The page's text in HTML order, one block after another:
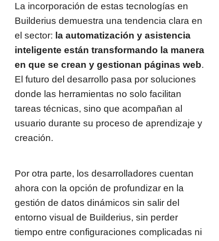
La incorporación de estas tecnologías en
Builderius demuestra una tendencia clara en
el sector: la automatización y asistencia
inteligente están transformando la manera
en que se crean y gestionan páginas web.
El futuro del desarrollo pasa por soluciones
donde las herramientas no solo facilitan
tareas técnicas, sino que acompañan al
usuario durante su proceso de aprendizaje y
creación.
Por otra parte, los desarrolladores cuentan
ahora con la opción de profundizar en la
gestión de datos dinámicos sin salir del
entorno visual de Builderius, sin perder
tiempo entre configuraciones complicadas ni